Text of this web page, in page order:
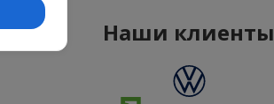
Наши клиенты